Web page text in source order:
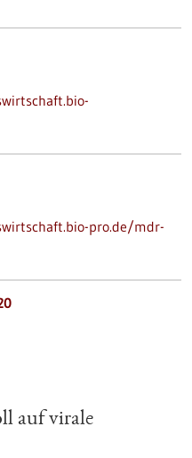
pro.de/mdr-
auf virale